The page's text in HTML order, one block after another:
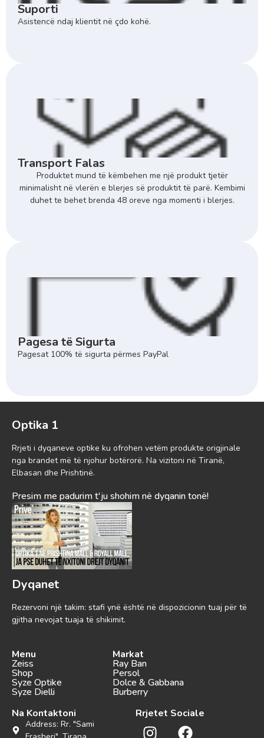
Suporti
Asistencë ndaj klientit në çdo kohë.
Transport Falas
Produktet mund të këmbehen me një produkt tjetër
minimalisht në vlerën e blerjes së produktit të parë. Kembimi
duhet te behet brenda 48 oreve nga momenti i blerjes.
Pagesa të Sigurta
Pagesat 100% të sigurta përmes PayPal
Optika 1
Rrjeti i dyqaneve optike ku ofrohen vetëm produkte origjinale
nga brandet më të njohur botërorë. Na vizitoni në Tiranë,
Elbasan dhe Prishtinë.
Presim me padurim t'ju shohim në dyqanin tonë!
Dyqanet
Rezervoni një takim: stafi ynë është në dispozicionin tuaj për të
gjitha nevojat tuaja të shikimit.
Menu
Zeiss
Shop
Syze Optike
Syze Dielli
Markat
Ray Ban
Persol
Dolce & Gabbana
Burberry
Na Kontaktoni
Address: Rr. "Sami
Rrjetet Sociale